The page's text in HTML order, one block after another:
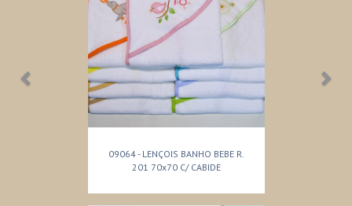
09064 - LENÇOIS BANHO BEBE R.
201 70x70 C/ CABIDE